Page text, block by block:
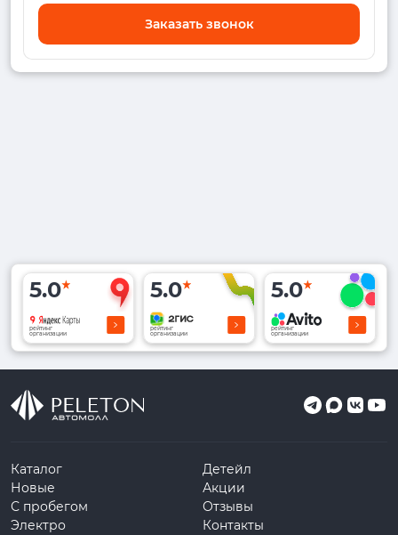
Заказать звонок
5.0
рейтинг
организации
5.0
рейтинг
организации
5.0
рейтинг
организации
Каталог
Новые
С пробегом
Электро
Детейл
Акции
Отзывы
Контакты